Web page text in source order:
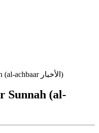
Die Tradierungen in der Sunnah (al-achbaar الأخبار)
Sunnah (al-